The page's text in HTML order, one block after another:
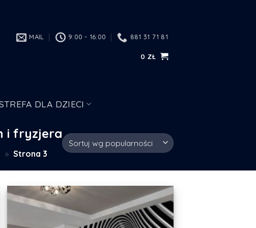
MAIL 9:00 - 16:00 881 31 71 81
0 ZŁ
DLA DZIECI
i fryzjera
» Strona 3